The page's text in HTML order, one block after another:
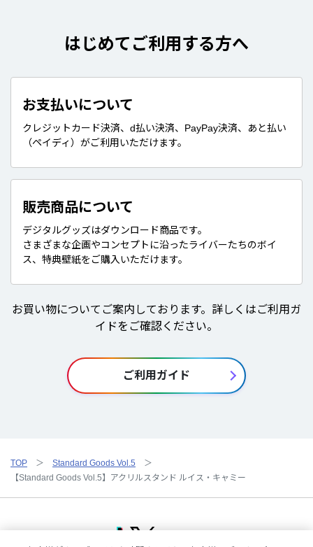
はじめてご利用する方へ
お支払いについて
クレジットカード決済、d払い決済、PayPay決済、あと払い
（ペイディ）がご利用いただけます。
販売商品について
デジタルグッズはダウンロード商品です。
さまざまな企画やコンセプトに沿ったライバーたちのボイ
ス、特典壁紙をご購入いただけます。
お買い物についてご案内しております。詳しくはご利用ガ
イドをご確認ください。
ご利用ガイド
TOP
Standard Goods Vol.5
【Standard Goods Vol.5】アクリルスタンド ルイス・キャミー